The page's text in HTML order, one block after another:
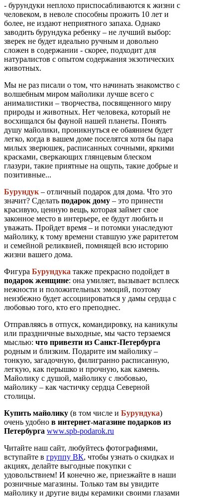
- бурундуки неплохо приспосабливаются к жизни с
человеком, в неволе способны прожить 10 лет и
более, не издают неприятного запаха. Однако
заводить бурундука ребенку – не лучший выбор:
зверек не будет идеально ручным и довольно
сложен в содержании - скорее, подходит для
натуралистов с опытом содержания экзотических
животных.
Мы не раз писали о том, что начинать знакомство с
волшебным миром майолики лучше всего с
анималистики – творчества, посвященного миру
природы и животных. Нет человека, который не
восхищался бы фауной нашей планеты. Понять
душу майолики, проникнуться ее обаянием будет
легко, когда в вашем доме поселятся хотя бы пара
милых зверюшек, расписанных сочными, яркими
красками, сверкающих глянцевым блеском
глазури, такие приятные на ощупь, такие добрые и
позитивные...
Бурундук – отличный подарок для дома. Что это
значит? Сделать подарок дому – это принести
красивую, ценную вещь, которая займет свое
законное место в интерьере, ее будут любить и
уважать. Пройдет время – и потомки унаследуют
майолику, к тому времени ставшую уже раритетом
и семейной реликвией, помнящей всю историю
жизни вашего дома.
Фигура Бурундука также прекрасно подойдет в
подарок женщине: она умиляет, вызывает всплеск
нежности и положительных эмоций, поэтому
неизбежно будет ассоциироваться у дамы сердца с
любовью того, кто его преподнес.
Отправляясь в отпуск, командировку, на каникулы
или праздничные выходные, мы часто терзаемся
мыслью: что привезти из Санкт-Петербурга
родным и близким. Подарите им майолику –
тонкую, загадочную, филигранно расписанную,
легкую, как перышко и прочную, как камень.
Майолику с душой, майолику с любовью,
майолику – как частичку сердца Северной
столицы.
Купить майолику (в том числе и Бурундука)
очень удобно в интернет-магазине подарков из
Петербурга www.spb-podarok.ru
Читайте наш сайт, любуйтесь фотографиями,
вступайте в группу ВК, чтобы узнать о скидках и
акциях, делайте выгодные покупки с
удовольствием! И конечно же, приезжайте в наши
розничные магазины. Только там вы увидите
майолику и другие виды керамики своими глазами